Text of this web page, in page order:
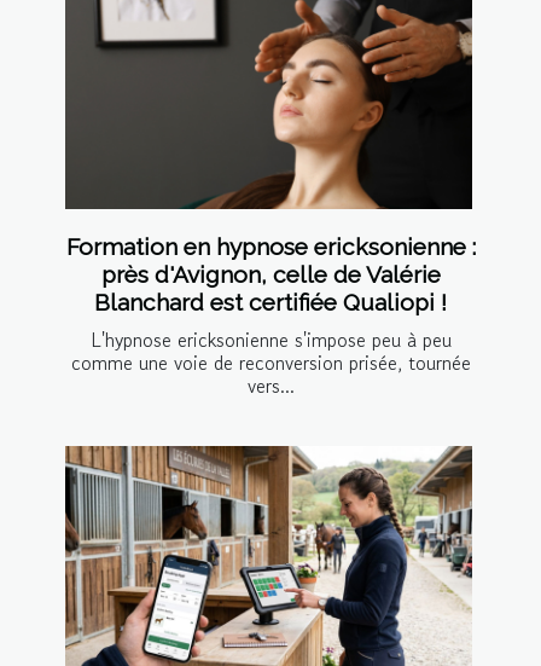
Formation en hypnose ericksonienne :
près d'Avignon, celle de Valérie
Blanchard est certifiée Qualiopi !
L'hypnose ericksonienne s'impose peu à peu
comme une voie de reconversion prisée, tournée
vers...